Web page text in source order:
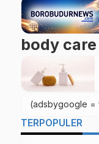
body care
(adsbygoogle =
TERPOPULER